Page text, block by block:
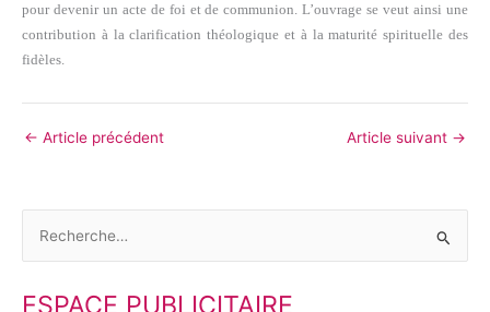
pour devenir un acte de foi et de communion. L’ouvrage se veut ainsi une
contribution à la clarification théologique et à la maturité spirituelle des
fidèles.
← Article précédent Article suivant →
c
ESPACE PUBLICITAIRE